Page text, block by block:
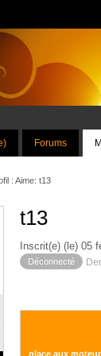
Forums
: Aime: t13
t13
Inscrit(e) (le) 05
Déconnecté
place aux